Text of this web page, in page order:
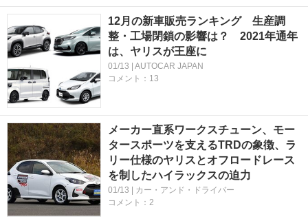
12月の新車販売ランキング 生産調
整・工場閉鎖の影響は？ 2021年通年
は、ヤリスが王座に
01/13 | AUTOCAR JAPAN
コメント：13
メーカー直系ワークスチューン、モー
タースポーツを支えるTRDの象徴、ラ
リー仕様のヤリスとオフロードレース
を制したハイラックスの迫力
01/13 | カー・アンド・ドライバー
コメント：2